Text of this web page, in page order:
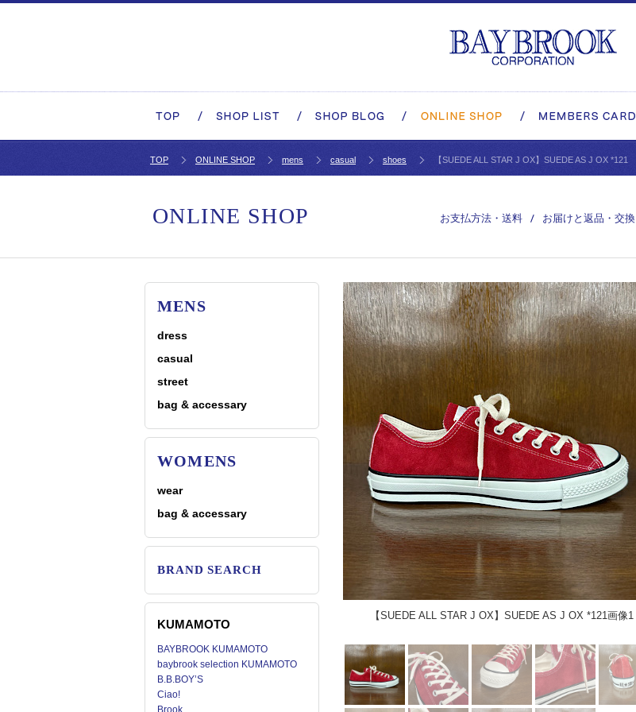
TOP ONLINE SHOP mens casual shoes 【SUEDE ALL STAR J OX】SUEDE AS J OX *121
ONLINE SHOP お支払方法・送料 お届けと返品・交換
MENS
dress
casual
street
bag & accessary
WOMENS
wear
bag & accessary
BRAND SEARCH
KUMAMOTO
BAYBROOK KUMAMOTO
baybrook selection KUMAMOTO
B.B.BOY’S
Ciao!
Brook
【SUEDE ALL STAR J OX】SUEDE AS J OX *121画像1